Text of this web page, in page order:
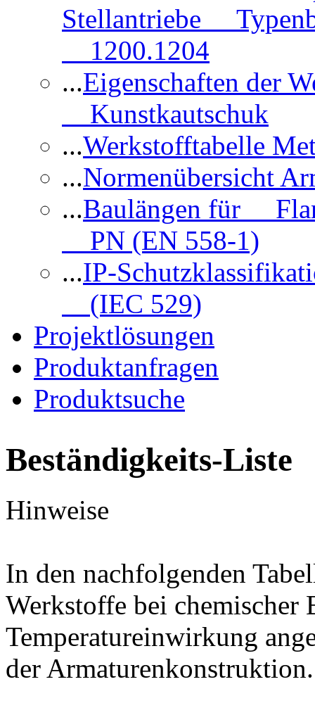
Stellantriebe
1200.1204
...Eigenschaften der
Kunstkautschuk
...Werkstofftabelle
...Normenübersicht
...Baulängen für
PN (EN 558-1)
...IP-
(IEC 529)
Projektlösungen
Produktanfragen
Produktsuche
Beständigkeits-Liste
Hinweise
In den nachfolgenden
Werkstoffe bei chemischer
Temperatureinwirkung
der Armaturenkonstruktion.